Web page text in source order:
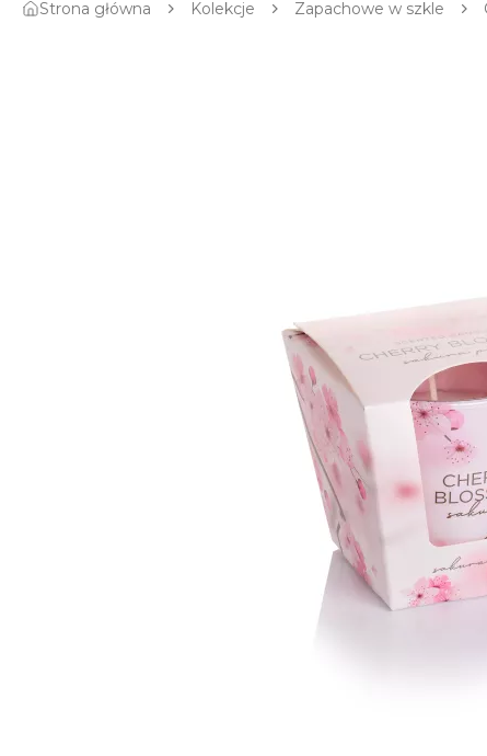
Strona główna Kolekcje Zapachowe w szkle